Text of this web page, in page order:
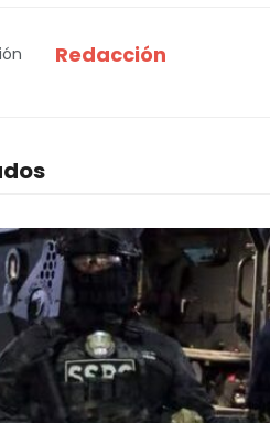
Redacción